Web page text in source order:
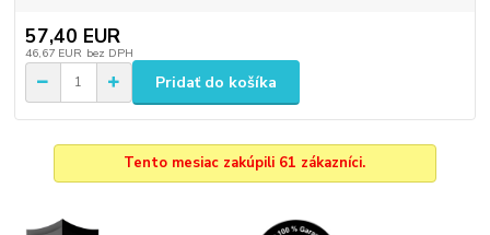
57,40 EUR
46,67 EUR bez DPH
Pridať do košíka
Tento mesiac zakúpili 61 zákazníci.